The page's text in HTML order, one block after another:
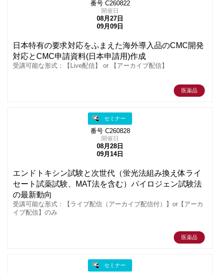
番号 C260822
開催日
08月27日
09月09日
日本特有の要求対応をふまえた海外導入品のCMC開発
対応とCMC申請資料(日本申請用)作成
受講可能な形式：【Live配信】 or 【アーカイブ配信】
医薬品
セミナー
番号 C260828
開催日
08月28日
09月14日
エンドトキシン試験と次世代（蛍光法組み換え体ライ
セート試薬試験、MAT法を含む）パイロジェン試験法
の最新動向
受講可能な形式：【ライブ配信（アーカイブ配信付）】or【アーカ
イブ配信】のみ
医薬品
セミナー